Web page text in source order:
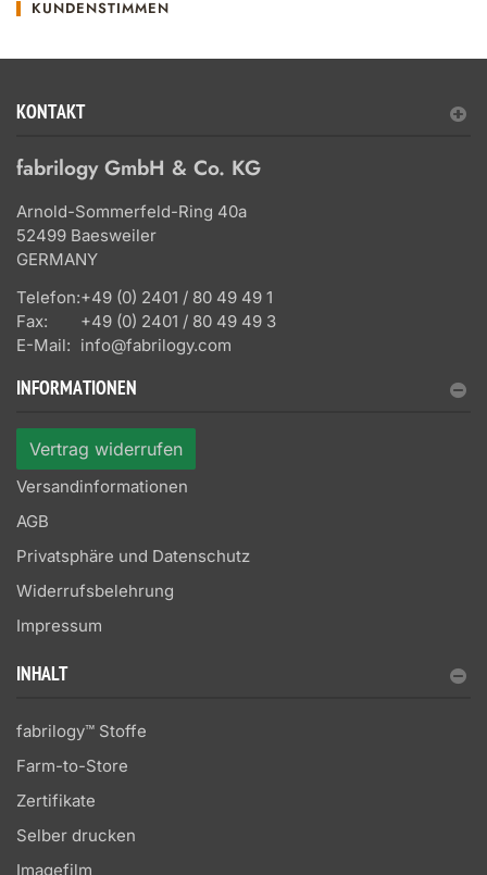
KUNDENSTIMMEN
KONTAKT
fabrilogy GmbH & Co. KG
Arnold-Sommerfeld-Ring 40a
52499 Baesweiler
GERMANY
Telefon:+49 (0) 2401 / 80 49 49 1
Fax:
+49 (0) 2401 / 80 49 49 3
E-Mail: info@fabrilogy.com
INFORMATIONEN
Vertrag widerrufen
Versandinformationen
AGB
Privatsphäre und Datenschutz
Widerrufsbelehrung
Impressum
INHALT
fabrilogy™ Stoffe
Farm-to-Store
Zertifikate
Selber drucken
Imagefilm